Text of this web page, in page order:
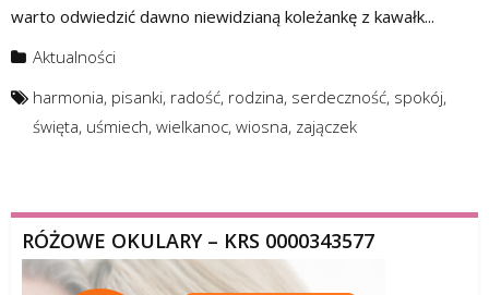
warto odwiedzić dawno niewidzianą koleżankę z kawałk...
Aktualności
harmonia, pisanki, radość, rodzina, serdeczność, spokój,
święta, uśmiech, wielkanoc, wiosna, zajączek
RÓŻOWE OKULARY – KRS 0000343577